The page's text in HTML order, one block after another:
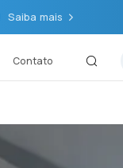
Saiba mais
Contato